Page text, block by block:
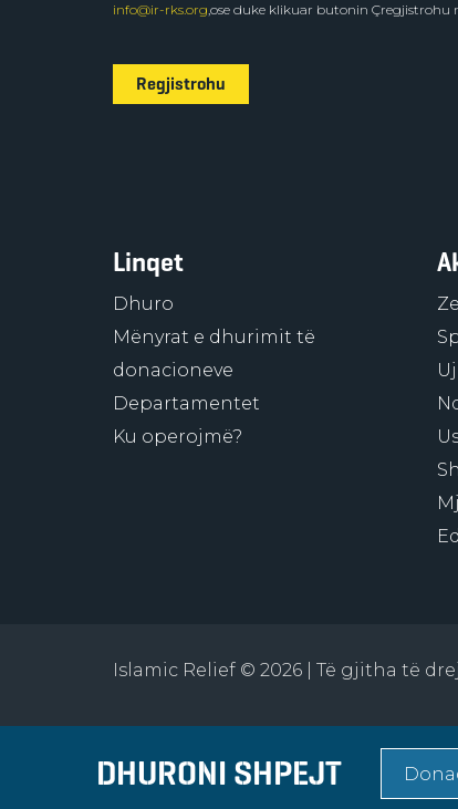
info@ir-rks.org,ose duke klikuar butonin Çregjistrohu
Regjistrohu
Linqet
Dhuro
Mënyrat e dhurimit të
donacioneve
Departamentet
Ku operojmë?
Islamic Relief © 2026 | Të gjitha të
DHURONI SHPEJT